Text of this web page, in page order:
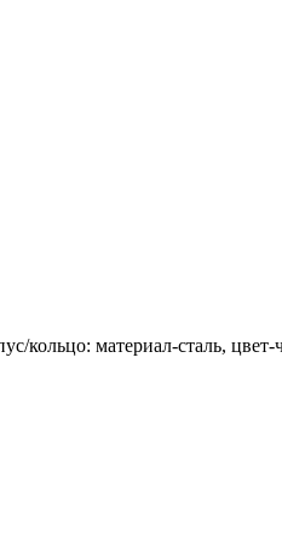
материал-сталь, цвет-